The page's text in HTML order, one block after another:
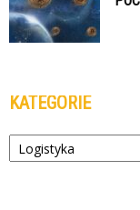
KATEGORIE
Kategorie